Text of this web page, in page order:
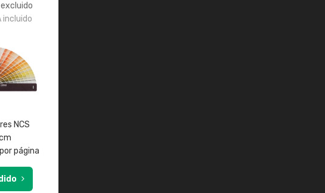
excluido
incluido
NCS
página